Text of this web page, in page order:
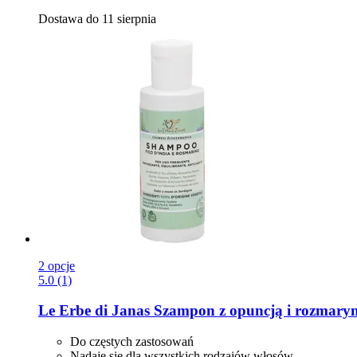
Dostawa do 11 sierpnia
2 opcje
5.0 (1)
Le Erbe di Janas Szampon z opuncją i
Do częstych zastosowań